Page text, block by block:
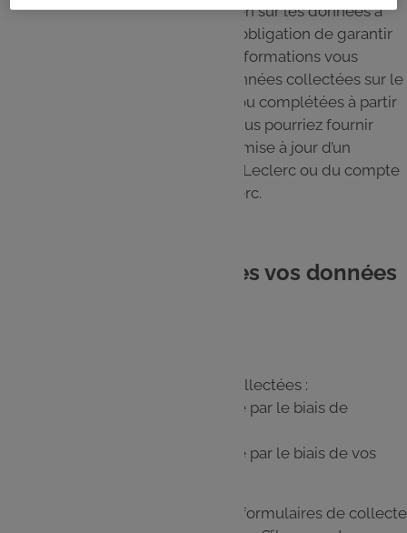
Conformément à la réglementation sur les données à
caractère personnel, nous avons l’obligation de garantir
l’exactitude et la mise à jour des informations vous
concernant. C’est pourquoi, les données collectées sur le
Site peuvent être mises à jour et/ou complétées à partir
des données plus récentes que vous pourriez fournir
notamment lors de la création ou mise à jour d’un
compte créé sur un site internet E.Leclerc ou du compte
lié à votre Carte de fidélité E.Leclerc.
3. Quand sont collectées vos données
Vos données personnelles sont collectées :
Lors de votre navigation sur le Site par le biais de
Lors de votre connexion sur le Site par le biais de vos
Les champs mentionnés dans les formulaires de collecte